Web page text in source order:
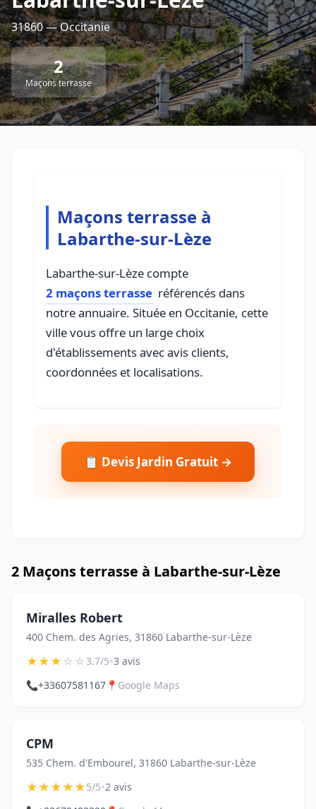
CGU -Confidentialité- Service proposé parViteUnDevis.com -Vous
31860 — Occitanie
2
Maçons terrasse
Maçons terrasse à
Labarthe-sur-Lèze
Labarthe-sur-Lèze compte
2 maçons terrasse référencés dans
notre annuaire. Située en Occitanie, cette
ville vous offre un large choix
d'établissements avec avis clients,
coordonnées et localisations.
📋 Devis Jardin Gratuit →
2 Maçons terrasse à Labarthe-sur-Lèze
Miralles Robert
400 Chem. des Agries, 31860 Labarthe-sur-Lèze
★★★☆☆3.7/5•3 avis
📞+33607581167 📍 Google Maps
CPM
535 Chem. d'Embourel, 31860 Labarthe-sur-Lèze
★★★★★5/5•2 avis